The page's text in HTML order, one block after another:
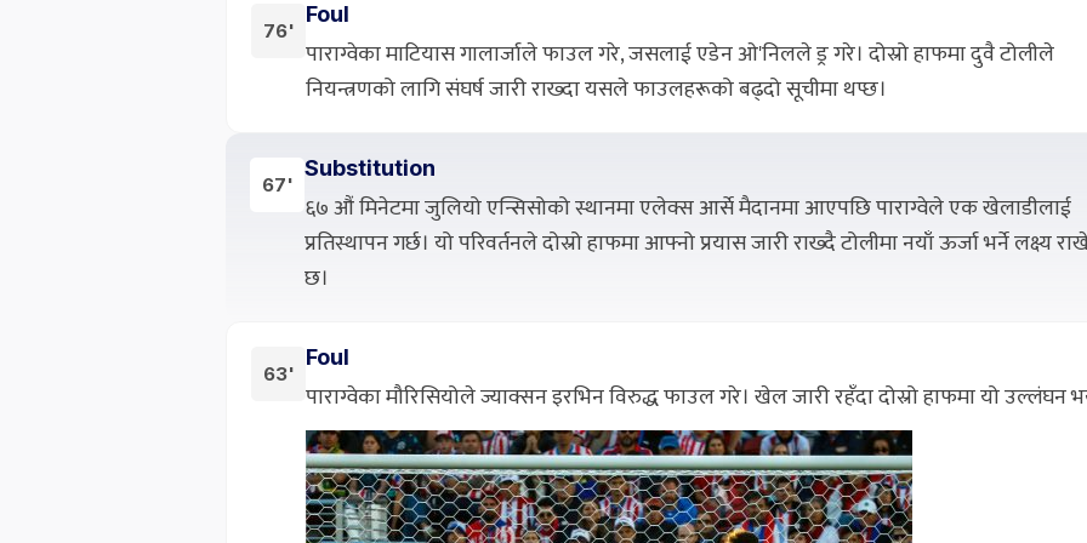
76'
Foul
पाराग्वेका माटियास गालार्जाले फाउल गरे, जसलाई एडेन ओ'निलले ड्र गरे। दोस्रो हाफमा दुवै टोलीले
नियन्त्रणको लागि संघर्ष जारी राख्दा यसले फाउलहरूको बढ्दो सूचीमा थप्छ।
67'
Substitution
६७ औं मिनेटमा जुलियो एन्सिसोको स्थानमा एलेक्स आर्से मैदानमा आएपछि पाराग्वेले एक खेलाडीलाई
प्रतिस्थापन गर्छ। यो परिवर्तनले दोस्रो हाफमा आफ्नो प्रयास जारी राख्दै टोलीमा नयाँ ऊर्जा भर्ने लक्ष्य
छ।
63'
Foul
पाराग्वेका मौरिसियोले ज्याक्सन इरभिन विरुद्ध फाउल गरे। खेल जारी रहँदा दोस्रो हाफमा यो उल्लंघन